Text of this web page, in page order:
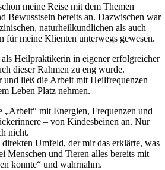
meine Reise mit dem Themen
Bewusstsein bereits an. Dazwischen war
naturheilkundlichen als auch
für meine Klienten unterwegs gewesen.
Heilpraktikerin in eigener erfolgreicher
dieser Rahmen zu eng wurde.
ließ die Arbeit mit Heilfrequenzen
Leben Platz nehmen.
„Arbeit“ mit Energien, Frequenzen und
– von Kindesbeinen an. Nur
nicht.
Umfeld, der mir das erklärte, was
Menschen und Tieren alles bereits mit
konnte“ und wahrnahm.